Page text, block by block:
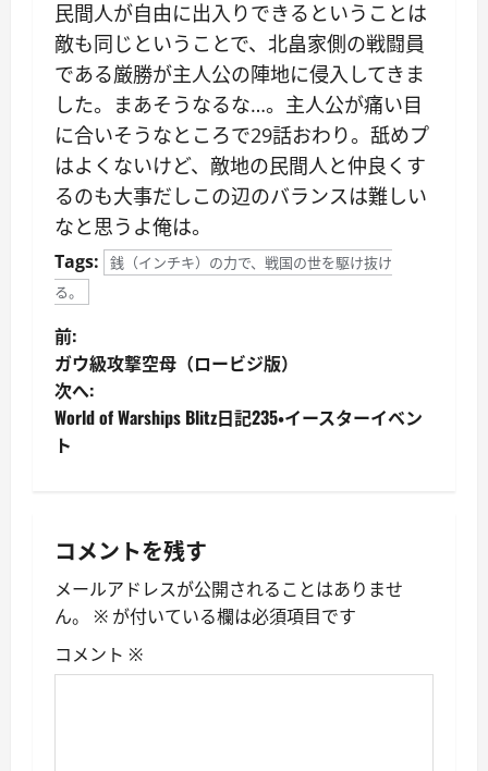
民間人が自由に出入りできるということは
敵も同じということで、北畠家側の戦闘員
である厳勝が主人公の陣地に侵入してきま
した。まあそうなるな…。主人公が痛い目
に合いそうなところで29話おわり。舐めプ
はよくないけど、敵地の民間人と仲良くす
るのも大事だしこの辺のバランスは難しい
なと思うよ俺は。
Tags:
銭（インチキ）の力で、戦国の世を駆け抜け
る。
投
稿
ナ
ー
シ
ョ
前:
ガウ級攻撃空母（ロービジ版）
次へ:
World of Warships Blitz日記235・イースターイベン
ト
コメントを残す
メールアドレスが公開されることはありませ
ん。
※ が付いている欄は必須項目です
コメント ※